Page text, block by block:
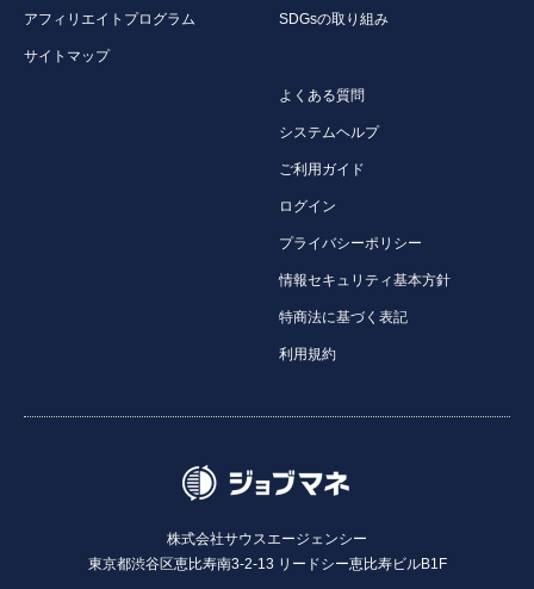
アフィリエイトプログラム
サイトマップ
SDGsの取り組み
よくある質問
システムヘルプ
ご利用ガイド
ログイン
プライバシーポリシー
情報セキュリティ基本方針
特商法に基づく表記
利用規約
株式会社サウスエージェンシー
東京都渋谷区恵比寿南3-2-13 リードシー恵比寿ビルB1F